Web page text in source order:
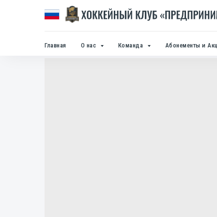
Главная О нас Команда Абонементы и